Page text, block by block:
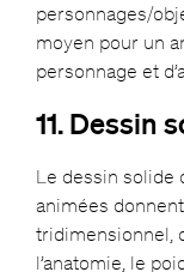
personnages/
moyen pour un
personnage et
11. Dessin
Le dessin solide
animées
tridimensionnel,
l’anatomie, le